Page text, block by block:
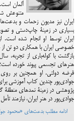
آلمان
متنوعش
ایران نیز مدیون زحمات و
بسیاری در زمینۀ چاپ‌دستی و
ایران توسط او انجام شده است.
خصوصی ایران با همکاری دو تن
بازگشت با کوله‌باری از تجربه،
هنرهای تجسمی پیوند خورده
قرضه دولتی. او همچنین بر
جوادی‌پور چندین کتاب آموزشی
پژوهشی در زمینۀ نمدهای منطقۀ
جوادی‌پور در هنر ایران، نیازمند
ادامه مطلب بدعت‌های «محمود